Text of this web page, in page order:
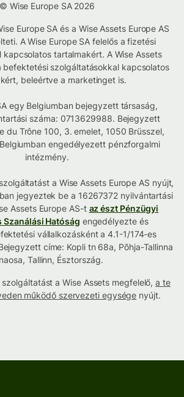
© Wise Europe SA 2026
Europe SA és a Wise Assets Europe AS
A Wise Europe SA felelős a fizetési
tartalmakért. A Wise Assets
befektetési szolgáltatásokkal kapcsolatos
beleértve a marketinget is.
egy Belgiumban bejegyzett társaság,
száma: 0713629988. Bejegyzett
du Trône 100, 3. emelet, 1050 Brüsszel,
engedélyezett pénzforgalmi
intézmény.
a Wise Assets Europe AS nyújt,
jegyeztek be a 16267372 nyilvántartási
Assets Europe AS-t az észt Pénzügyi
Szanálási Hatóság engedélyezte és
vállalkozásként a 4.1-1/174-es
címe: Kopli tn 68a, Põhja-Tallinna
Tallinn, Észtország.
a Wise Assets megfelelő,a te
működő szervezeti egysége nyújt.